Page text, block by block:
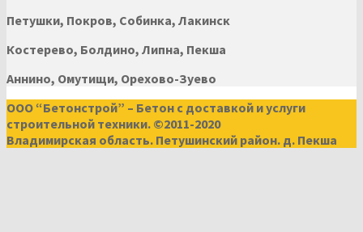
Петушки, Покров, Собинка, Лакинск
Костерево, Болдино, Липна, Пекша
Аннино, Омутищи, Орехово-Зуево
ООО “Бетонстрой” – Бетон с доставкой и услуги
строительной техники. ©2011-2020
Владимирская область. Петушинский район. д. Пекша